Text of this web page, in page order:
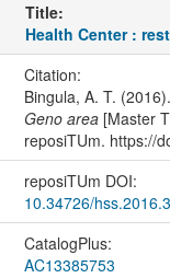
Title:
Health Center :
Citation:
Bingula, A. T. (2016).
Geno area[Master
reposiTUm. https://
reposiTUm DOI:
10.34726/
CatalogPlus:
AC13385753